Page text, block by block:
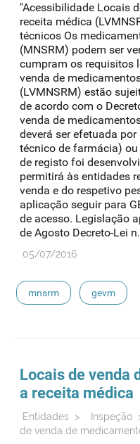
"Acessibilidade Locais
receita médica
técnicos Os
(MNSRM) podem ser
cumpram os requisitos
venda de
(LVMNSRM) estão
de acordo com o
venda de
deverá ser efetuada
técnico de farmácia)
de registo foi
permitirá às entidades
venda e do respetivo
aplicação seguir para
de acesso. Legislação
de Agosto Decreto-Lei
05/07/2016
mnsrm gevm
Locais de venda
a receita médica
Entidades > Inspeção
de venda de